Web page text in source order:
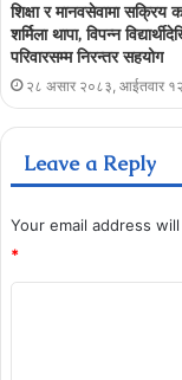
शिक्षा र मानवसेवामा सक्रिय
शर्मिला थापा, विपन्न
परिवारसम्म निरन्तर सहयोग
२८ असार २०८३, आईतवार
Leave a Reply
Your email address
*